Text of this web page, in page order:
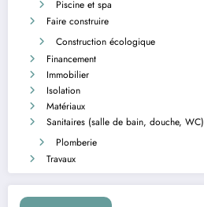
Piscine et spa
Faire construire
Construction écologique
Financement
Immobilier
Isolation
Matériaux
Sanitaires (salle de bain, douche, WC)
Plomberie
Travaux